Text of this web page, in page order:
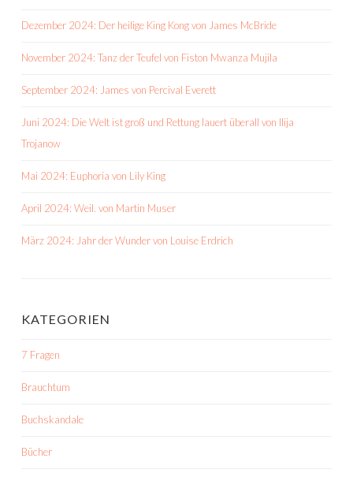
Dezember 2024: Der heilige King Kong von James McBride
November 2024: Tanz der Teufel von Fiston Mwanza Mujila
September 2024: James von Percival Everett
Juni 2024: Die Welt ist groß und Rettung lauert überall von Ilija
Trojanow
Mai 2024: Euphoria von Lily King
April 2024: Weil. von Martin Muser
März 2024: Jahr der Wunder von Louise Erdrich
KATEGORIEN
7 Fragen
Brauchtum
Buchskandale
Bücher